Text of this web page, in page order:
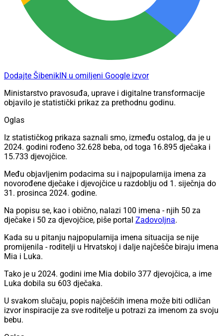
Dodajte ŠibenikIN u omiljeni Google izvor
Ministarstvo pravosuđa, uprave i digitalne transformacije
objavilo je statistički prikaz za prethodnu godinu.
Oglas
Iz statističkog prikaza saznali smo, između ostalog, da je u
2024. godini rođeno 32.628 beba, od toga 16.895 dječaka i
15.733 djevojčice.
Među objavljenim podacima su i najpopularnija imena za
novorođene dječake i djevojčice u razdoblju od 1. siječnja do
31. prosinca 2024. godine.
Na popisu se, kao i obično, nalazi 100 imena - njih 50 za
dječake i 50 za djevojčice, piše portal Zadovoljna.
Kada su u pitanju najpopularnija imena situacija se nije
promijenila - roditelji u Hrvatskoj i dalje najčešče biraju imena
Mia i Luka.
Tako je u 2024. godini ime Mia dobilo 377 djevojčica, a ime
Luka dobila su 603 dječaka.
U svakom slučaju, popis najčešćih imena može biti odličan
izvor inspiracije za sve roditelje u potrazi za imenom za svoju
bebu.